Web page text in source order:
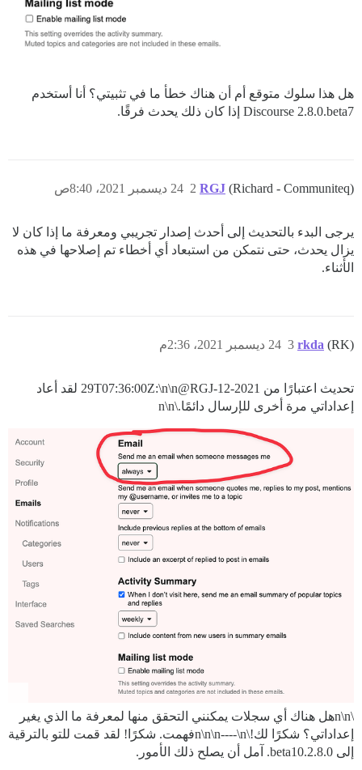
هل هذا سلوك متوقع أم أن هناك خطأ ما في تثبيتي؟ أنا أستخدم
Discourse 2.8.0.beta7 إذا كان ذلك يحدث فرقًا.
RGJ (Richard - Communiteq) 24 ديسمبر 2021، 8:40ص 2
يرجى البدء بالتحديث إلى أحدث إصدار تجريبي ومعرفة ما إذا كان لا
يزال يحدث، حتى نتمكن من استبعاد أي أخطاء تم إصلاحها في هذه
الأثناء.
rkda (RK) 24 ديسمبر 2021، 2:36م 3
تحديث اعتبارًا من 2021-12-29T07:36:00Z
:\n\n@RGJ لقد أعاد
إعداداتي مرة أخرى للإرسال دائمًا.\n\n
\n\nهل هناك أي سجلات يمكنني التحقق منها لمعرفة ما الذي يغير
إعداداتي؟ شكرًا لك!\n\n\n----\nفهمت. شكرًا! لقد قمت للتو بالترقية
إلى 2.8.0.beta10. آمل أن يصلح ذلك الأمور.